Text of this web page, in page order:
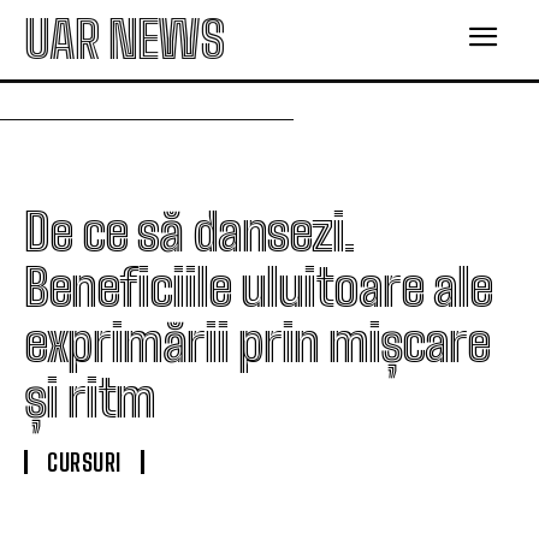
UAR NEWS
De ce să dansezi.
Beneficiile uluitoare ale
exprimării prin mișcare
și ritm
CURSURI